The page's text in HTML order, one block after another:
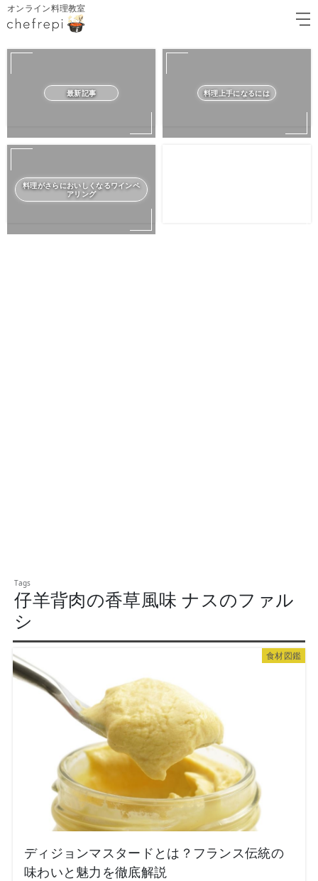
オンライン料理教室
最新記事 料理上手になるには
料理がさらにおいしくなるワインペ
アリング
仔羊背肉の香草風味 ナスのファル
シ
食材図鑑
ディジョンマスタードとは？フランス伝統の
味わいと魅力を徹底解説